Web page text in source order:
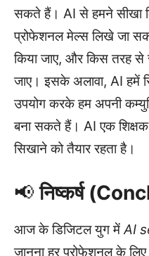
सकते हैं। AI से हमने सीखा
प्रोफेशनल मेल्स लिखे जा
किया जाए, और किस तरह से
जाए। इसके अलावा, AI हमें
उपयोग करके हम अपनी
बना सकते हैं। AI एक शिक्षक
सिखाने को तैयार रहता है।
📢निष्कर्ष
आज के डिजिटल युग मेंAI
जानना हर प्रोफेशनल के